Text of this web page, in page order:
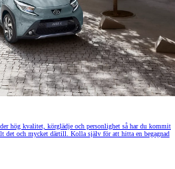
hög kvalitet, körglädje och personlighet så har du kommit
det och mycket därtill. Kolla själv för att hitta en begagnad